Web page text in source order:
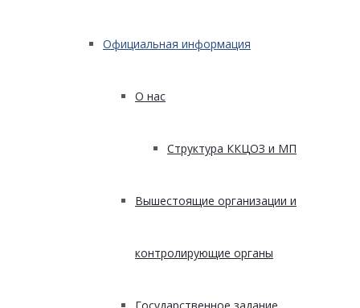
Официальная информация
О нас
Структура ККЦОЗ и МП
Вышестоящие организации и
контролирующие органы